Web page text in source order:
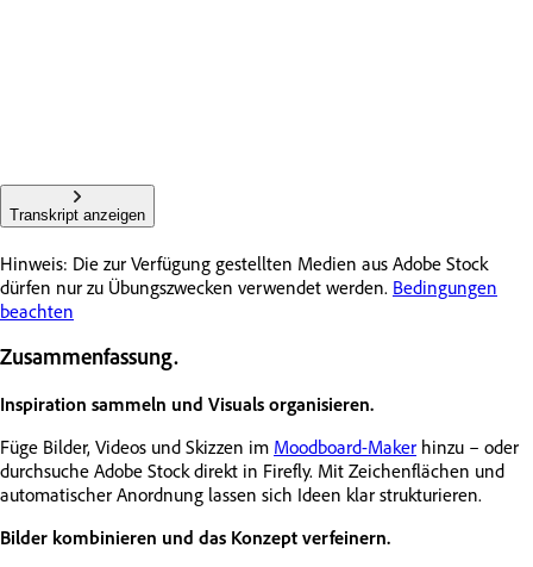
Transkript anzeigen
Hinweis: Die zur Verfügung gestellten Medien aus Adobe Stock
dürfen nur zu Übungszwecken verwendet werden. Bedingungen
beachten
Zusammenfassung.
Inspiration sammeln und Visuals organisieren.
Füge Bilder, Videos und Skizzen im Moodboard-Maker hinzu – oder
durchsuche Adobe Stock direkt in Firefly. Mit Zeichenflächen und
automatischer Anordnung lassen sich Ideen klar strukturieren.
Bilder kombinieren und das Konzept verfeinern.